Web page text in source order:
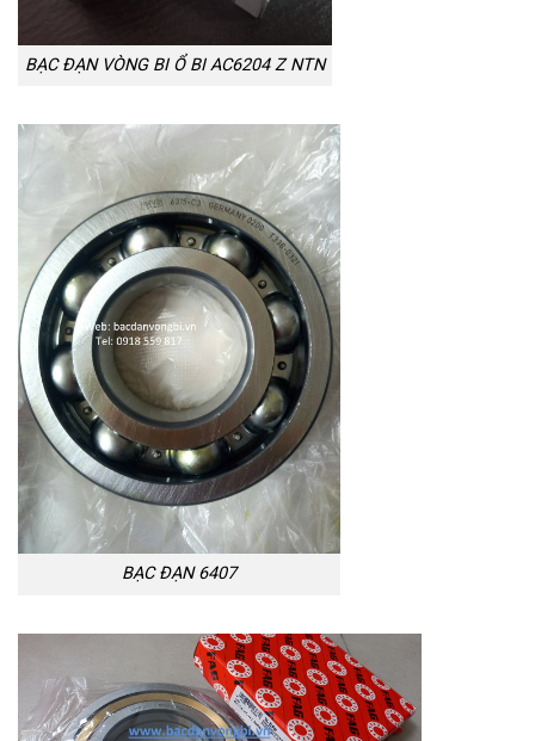
BẠC ĐẠN VÒNG BI Ổ BI AC6204 Z NTN
BẠC ĐẠN 6407